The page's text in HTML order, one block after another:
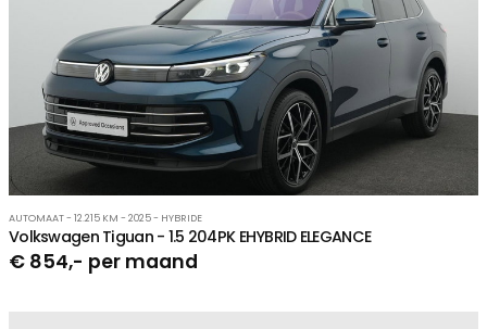
AUTOMAAT - 12.215 KM - 2025 - HYBRIDE
Volkswagen Tiguan - 1.5 204PK EHYBRID ELEGANCE
€ 854,- per maand